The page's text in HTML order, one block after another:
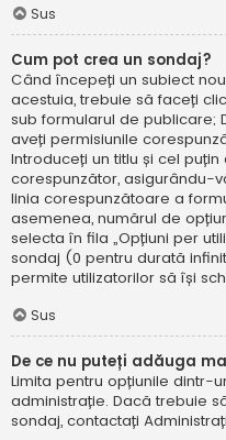
Sus
Cum pot crea un sondaj?
Când începeți un subiect
acestuia, trebuie să faceți
sub formularul de publicare;
aveți permisiunile
Introduceți un titlu și cel
corespunzător, asigurându-
linia corespunzătoare a
asemenea, numărul de
selecta în fila „Opțiuni per
sondaj (0 pentru durată
permite utilizatorilor să își
Sus
De ce nu puteți adăuga
Limita pentru opțiunile dintr-
administrație. Dacă trebuie
sondaj, contactați